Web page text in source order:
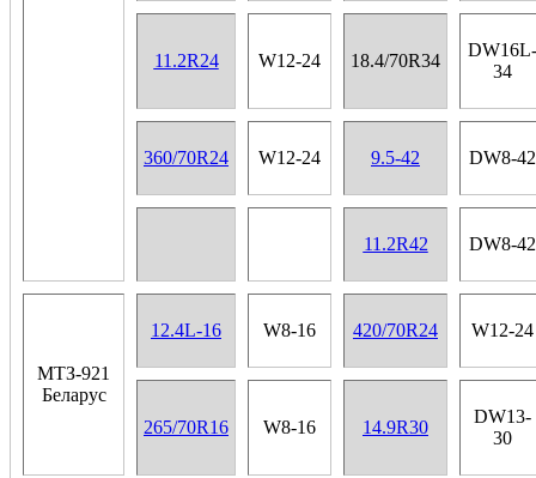
11.2R24 W12-24 18.4/70R34
DW16L-
34
360/70R24 W12-24 9.5-42 DW8-42
11.2R42 DW8-42
МТЗ-921
Беларус
12.4L-16 W8-16 420/70R24 W12-24
265/70R16 W8-16 14.9R30
DW13-
30